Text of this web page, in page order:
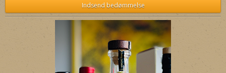
Indsend bedømmelse